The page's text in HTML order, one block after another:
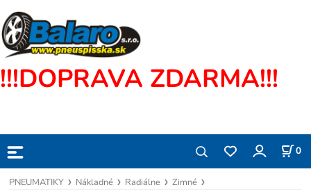
!!!DOPRAVA ZDARMA!!!
0
PNEUMATIKY Nákladné Radiálne Zimné